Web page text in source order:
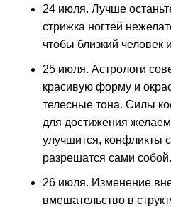
24 июля. Лучше
стрижка ногтей
чтобы близкий человек
25 июля. Астрологи
красивую форму и
телесные тона. Силы
для достижения
улучшится, конфликты
разрешатся сами собой.
26 июля. Изменение
вмешательство в